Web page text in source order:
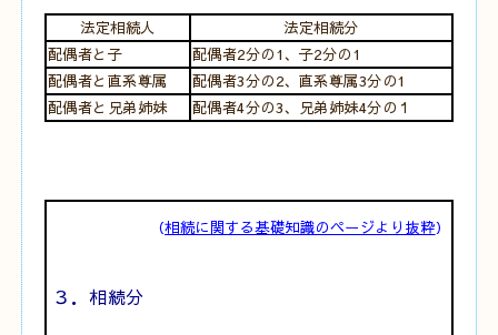
法定相続人
法定相続分
配偶者と子
配偶者2分の1、子2分の1
配偶者と直系尊属
配偶者3分の2、直系尊属3分の1
配偶者と兄弟姉妹
配偶者4分の3、兄弟姉妹4分の１
（相続に関する基礎知識のページより抜粋）
３．相続分